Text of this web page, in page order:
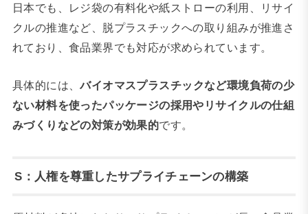
日本でも、レジ袋の有料化や紙ストローの利用、リサイ
クルの推進など、脱プラスチックへの取り組みが推進さ
れており、食品業界でも対応が求められています。
具体的には、バイオマスプラスチックなど環境負荷の少
ない材料を使ったパッケージの採用やリサイクルの仕組
みづくりなどの対策が効果的です。
S：人権を尊重したサプライチェーンの構築